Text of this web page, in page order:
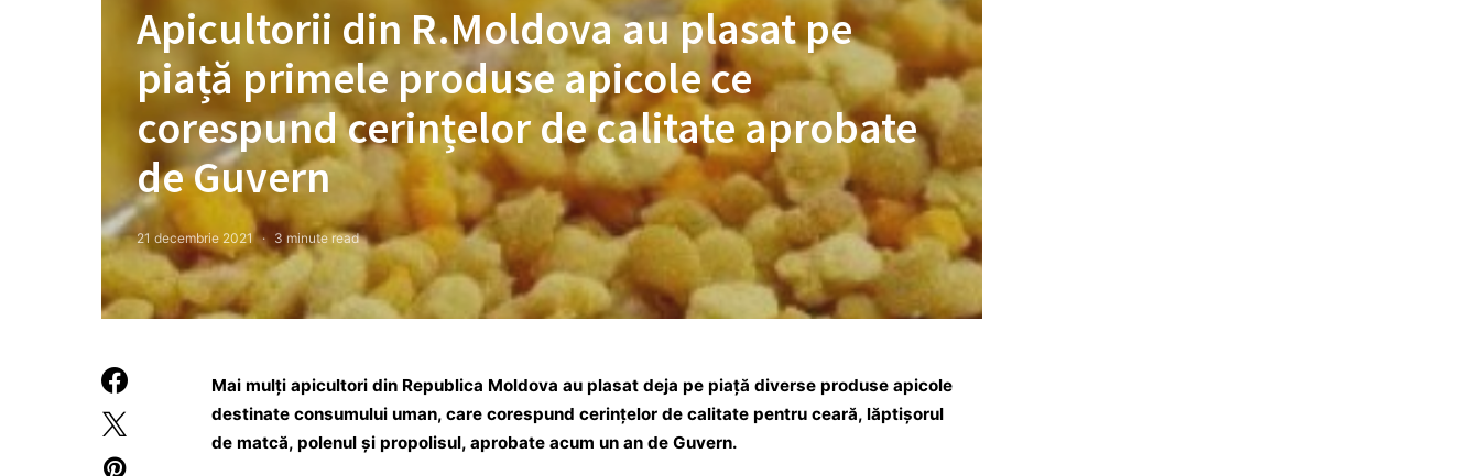
Apicultorii din R.Moldova au plasat pe
piață primele produse apicole ce
corespund cerințelor de calitate aprobate
de Guvern
21 decembrie 2021 3 minute read
Mai mulți apicultori din Republica Moldova au plasat deja pe piață diverse produse apicole
destinate consumului uman, care corespund cerințelor de calitate pentru ceară, lăptișorul
de matcă, polenul și propolisul, aprobate acum un an de Guvern.